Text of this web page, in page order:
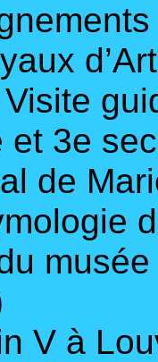
et 3e
de
V à